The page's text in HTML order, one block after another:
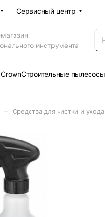
Сервисный центр
инструмента
Строительные пылесосы
Средства для чистки и ухода